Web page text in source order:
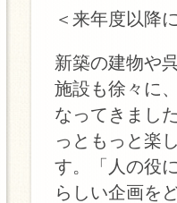
＜来年度以降
新築の建物や
施設も徐々に
なってきまし
っともっと楽
す。「人の役
らしい企画を